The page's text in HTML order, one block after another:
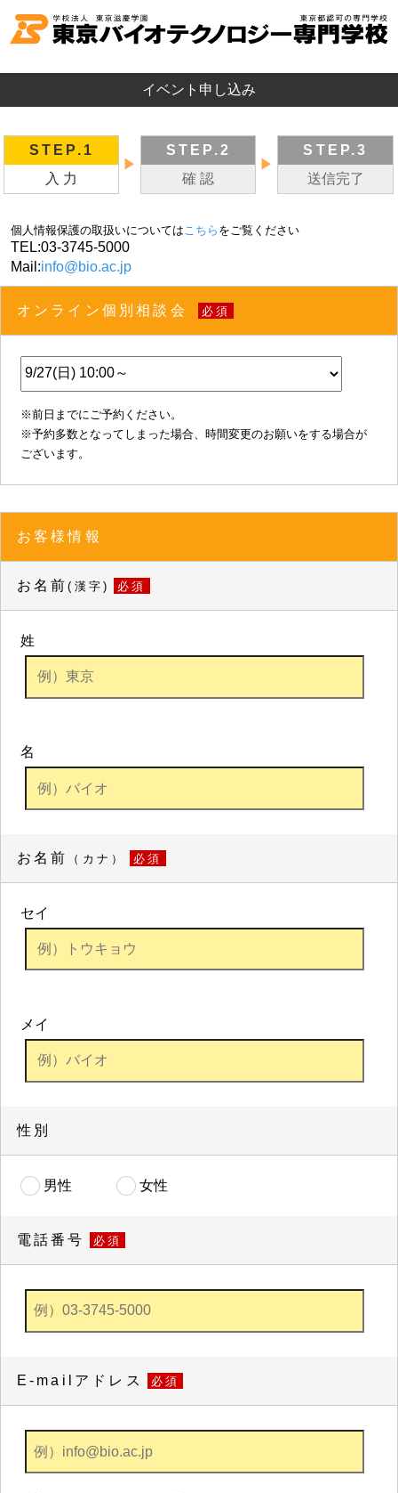
イベント申し込み
STEP.1
入 力
▶
STEP.2
確 認
▶
STEP.3
送信完了
個人情報保護の取扱いについてはこちら をご覧ください
TEL:03-3745-5000
Mail:info@bio.ac.jp
オンライン個別相談会 必須
※前日までにご予約ください。
※予約多数となってしまった場合、時間変更のお願いをする場合が
ございます。
お客様情報
お名前(漢字) 必須
姓
名
お名前 （カナ） 必須
セイ
メイ
性別
男性 女性
電話番号 必須
E-mailアドレス 必須